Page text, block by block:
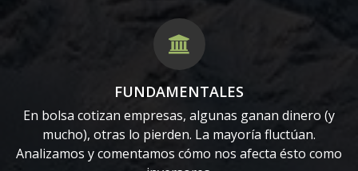
FUNDAMENTALES
En bolsa cotizan empresas, algunas ganan dinero (y
mucho), otras lo pierden. La mayoría fluctúan.
Analizamos y comentamos cómo nos afecta ésto como